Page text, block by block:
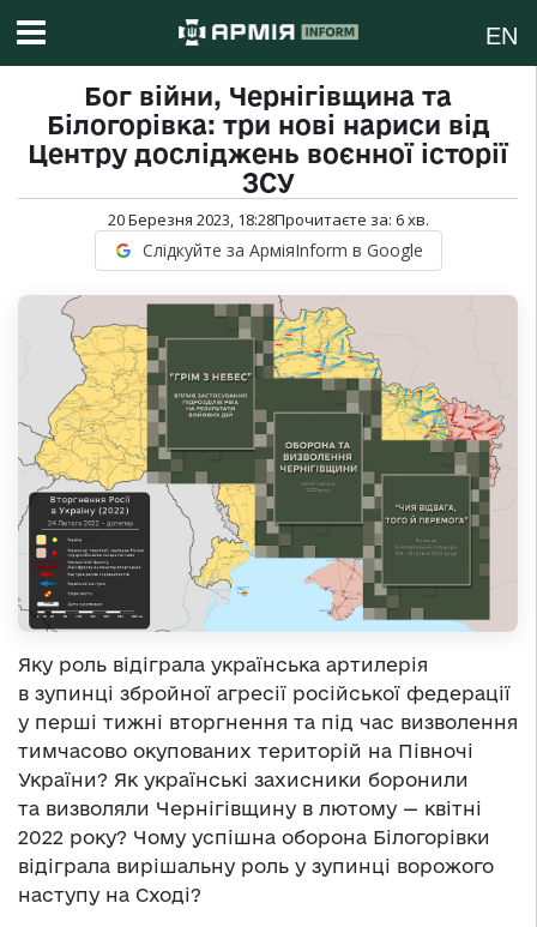
EN
Бог війни, Чернігівщина та
Білогорівка: три нові нариси від
Центру досліджень воєнної історії
ЗСУ
20 Березня 2023, 18:28Прочитаєте за: 6хв.
Слідкуйте за АрміяInform в Google
Яку роль відіграла українська артилерія
в зупинці збройної агресії російської федерації
у перші тижні вторгнення та під час визволення
тимчасово окупованих територій на Півночі
України? Як українські захисники боронили
та визволяли Чернігівщину в лютому — квітні
2022 року? Чому успішна оборона Білогорівки
відіграла вирішальну роль у зупинці ворожого
наступу на Сході?